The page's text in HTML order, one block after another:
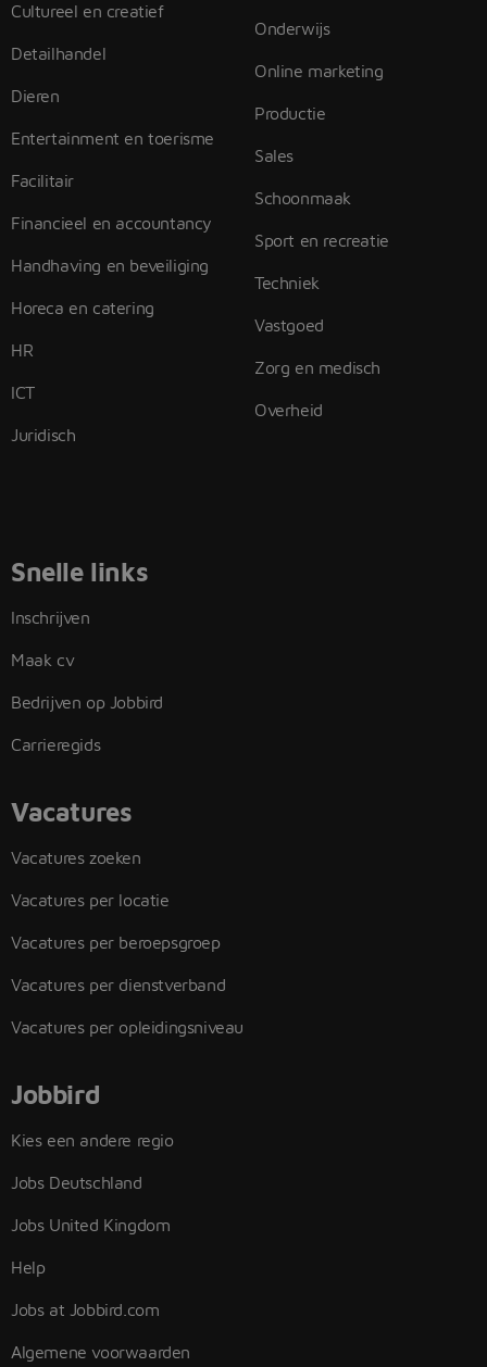
Cultureel en creatief
Detailhandel
Dieren
Entertainment en toerisme
Facilitair
Financieel en accountancy
Handhaving en beveiliging
Horeca en catering
HR
ICT
Juridisch
Onderwijs
Online marketing
Productie
Sales
Schoonmaak
Sport en recreatie
Techniek
Vastgoed
Zorg en medisch
Overheid
Snelle links
Inschrijven
Maak cv
Bedrijven op Jobbird
Carrieregids
Vacatures
Vacatures zoeken
Vacatures per locatie
Vacatures per beroepsgroep
Vacatures per dienstverband
Vacatures per opleidingsniveau
Jobbird
Kies een andere regio
Jobs Deutschland
Jobs United Kingdom
Help
Jobs at Jobbird.com
Algemene voorwaarden